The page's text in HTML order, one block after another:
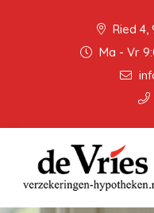
Ried 4,
Ma - Vr